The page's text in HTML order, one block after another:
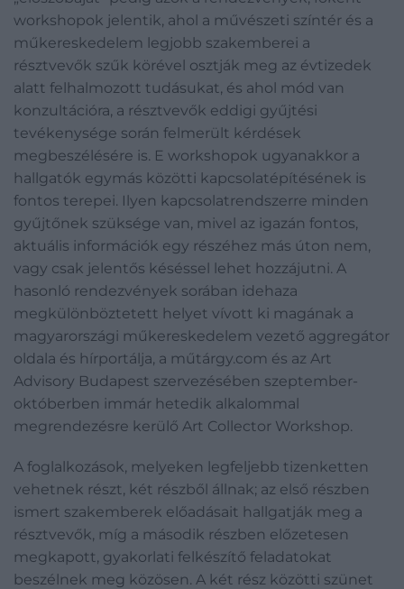
workshopok jelentik, ahol a művészeti színtér és a
műkereskedelem legjobb szakemberei a
résztvevők szűk körével osztják meg az évtizedek
alatt felhalmozott tudásukat, és ahol mód van
konzultációra, a résztvevők eddigi gyűjtési
tevékenysége során felmerült kérdések
megbeszélésére is. E workshopok ugyanakkor a
hallgatók egymás közötti kapcsolatépítésének is
fontos terepei. Ilyen kapcsolatrendszerre minden
gyűjtőnek szüksége van, mivel az igazán fontos,
aktuális információk egy részéhez más úton nem,
vagy csak jelentős késéssel lehet hozzájutni. A
hasonló rendezvények sorában idehaza
megkülönböztetett helyet vívott ki magának a
magyarországi műkereskedelem vezető aggregátor
oldala és hírportálja, a műtárgy.com és az Art
Advisory Budapest szervezésében szeptember-
októberben immár hetedik alkalommal
megrendezésre kerülő Art Collector Workshop.
A foglalkozások, melyeken legfeljebb tizenketten
vehetnek részt, két részből állnak; az első részben
ismert szakemberek előadásait hallgatják meg a
résztvevők, míg a második részben előzetesen
megkapott, gyakorlati felkészítő feladatokat
beszélnek meg közösen. A két rész közötti szünet